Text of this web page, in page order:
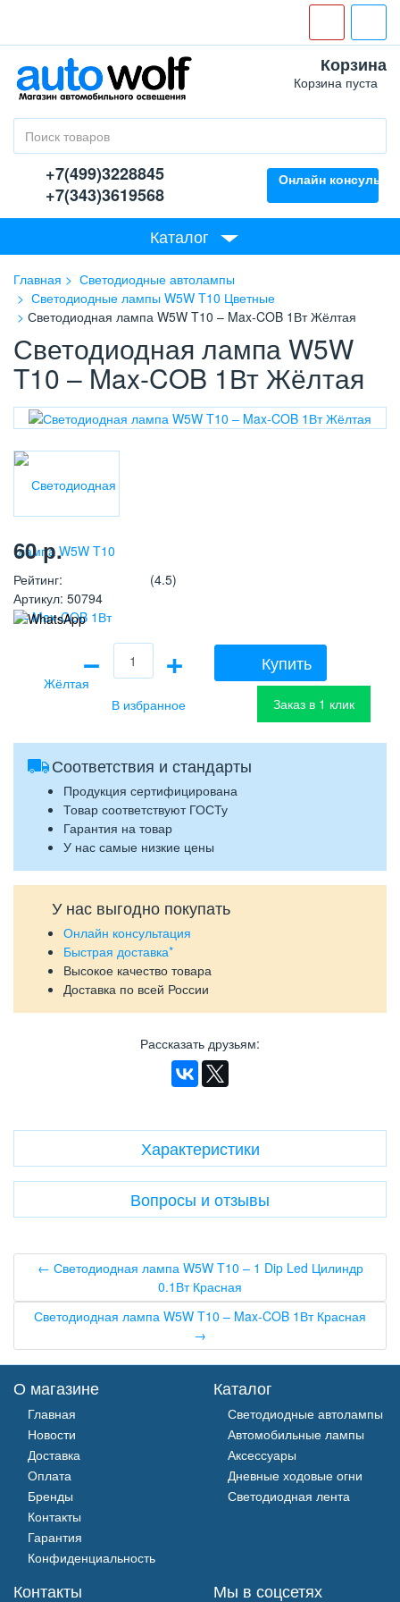
Корзина
Корзина пуста
+7(499)3228845
+7(343)3619568
Онлайн
Каталог
Главная
Светодиодные автолампы
Светодиодные лампы W5W T10 Цветные
Светодиодная лампа W5W T10 – Max-COB 1Вт Жёлтая
Светодиодная лампа W5W
T10 – Max-COB 1Вт Жёлтая
60 р.
Рейтинг:
(4.5)
Артикул: 50794
− + Купить
Заказ в 1 клик
Соответствия и стандарты
Продукция сертифицирована
Товар соответствуют ГОСТу
Гарантия на товар
У нас самые низкие цены
У нас выгодно покупать
Онлайн консультация
Быстрая доставка*
Высокое качество товара
Доставка по всей России
Рассказать друзьям:
Характеристики
Вопросы и отзывы
← Светодиодная лампа W5W T10 – 1 Dip Led Цилиндр
0.1Вт Красная
Светодиодная лампа W5W T10 – Max-COB 1Вт Красная
→
О магазине
Главная
Новости
Доставка
Оплата
Бренды
Контакты
Гарантия
Конфиденциальность
Каталог
Светодиодные автолампы
Автомобильные лампы
Аксессуары
Дневные ходовые огни
Светодиодная лента
Контакты Мы в соцсетях